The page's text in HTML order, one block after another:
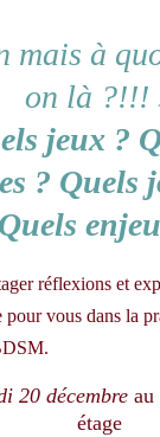
mais à
on là ?!!!
jeux ?
? Quels
Quels
réflexions et
pour vous dans la
20 décembreau
étage